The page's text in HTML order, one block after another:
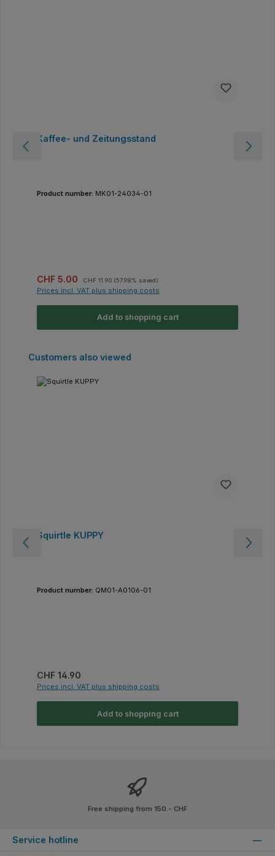
Kaffee- und Zeitungsstand
Product number: MK01-24034-01
Sale price:
CHF 5.00 CHF 11.90 (57.98% saved)
Prices incl. VAT plus shipping costs
Add to shopping cart
Skip product gallery
Customers also viewed
Squirtle KUPPY
Product number: QM01-A0106-01
Regular price:
CHF 14.90
Prices incl. VAT plus shipping costs
Add to shopping cart
Free shipping from 150.- CHF
Service hotline